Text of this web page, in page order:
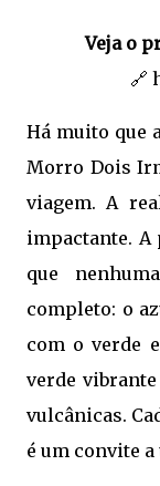
Veja o
🔗
Há muito que
Morro Dois
viagem. A
impactante. A
que
completo: o
com o verde
verde
vulcânicas.
é um convite